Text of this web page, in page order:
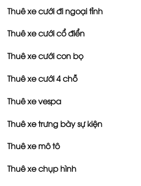
Thuê xe cưới đi ngoại tỉnh
Thuê xe cưới cổ điển
Thuê xe cưới con bọ
Thuê xe cưới 4 chỗ
Thuê xe vespa
Thuê xe trưng bày sự kiện
Thuê xe mô tô
Thuê xe chụp hình